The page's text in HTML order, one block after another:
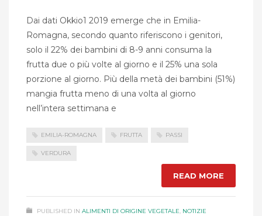
Dai dati Okkio1 2019 emerge che in Emilia-
Romagna, secondo quanto riferiscono i genitori,
solo il 22% dei bambini di 8-9 anni consuma la
frutta due o più volte al giorno e il 25% una sola
porzione al giorno. Più della metà dei bambini (51%)
mangia frutta meno di una volta al giorno
nell’intera settimana e
EMILIA-ROMAGNA FRUTTA PASSI
VERDURA
READ MORE
PUBLISHED IN ALIMENTI DI ORIGINE VEGETALE, NOTIZIE